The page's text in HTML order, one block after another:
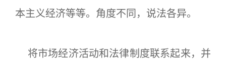
本主义经济等等。角度不同，说法各异。
将市场经济活动和法律制度联系起来，并